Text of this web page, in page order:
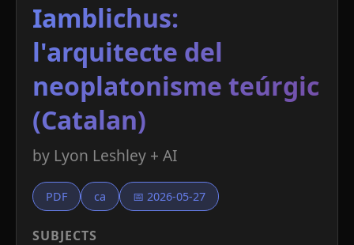
Iamblichus:
l'arquitecte del
neoplatonisme teúrgic
(Catalan)
by Lyon Leshley + AI
PDF ca 📅 2026-05-27
SUBJECTS